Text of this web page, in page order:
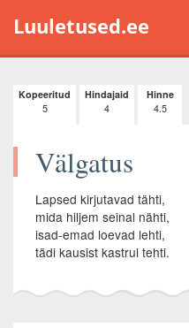
Luuletused.ee
Kopeeritud
5
Hindajaid
4
Hinne
4.5
Välgatus
Lapsed kirjutavad tähti,
mida hiljem seinal nähti,
isad-emad loevad lehti,
tädi kausist kastrul tehti.